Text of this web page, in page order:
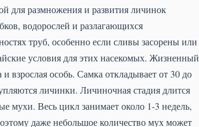
для размножения и развития личинок
водорослей и разлагающихся
труб, особенно если сливы засорены или
условия для этих насекомых. Жизненный
взрослая особь. Самка откладывает от 30 до
личинки. Личиночная стадия длится
мухи. Весь цикл занимает около 1-3 недель,
даже небольшое количество мух может